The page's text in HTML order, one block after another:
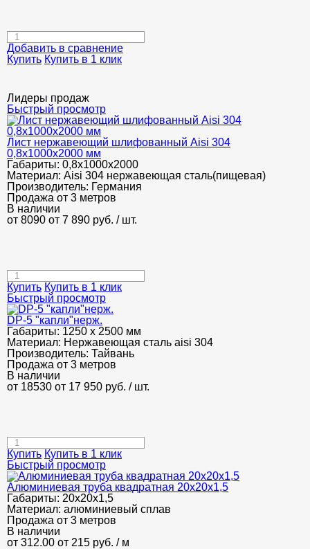
Добавить в сравнение
Купить Купить в 1 клик
Лидеры продаж
Быстрый просмотр
Лист нержавеющий шлифованный Aisi 304
0,8х1000х2000 мм
Габариты: 0,8х1000х2000
Материал: Aisi 304 нержавеющая сталь(пищевая)
Производитель: Германия
Продажа от 3 метров
В наличии
от 8090 от 7 890 руб. / шт.
Купить Купить в 1 клик
Быстрый просмотр
DP-5 "капли"нерж.
Габариты: 1250 х 2500 мм
Материал: Нержавеющая сталь aisi 304
Производитель: Тайвань
Продажа от 3 метров
В наличии
от 18530 от 17 950 руб. / шт.
Купить Купить в 1 клик
Быстрый просмотр
Алюминиевая труба квадратная 20х20х1,5
Габариты: 20х20х1,5
Материал: алюминиевый сплав
Продажа от 3 метров
В наличии
от 312.00 от 215 руб. / м